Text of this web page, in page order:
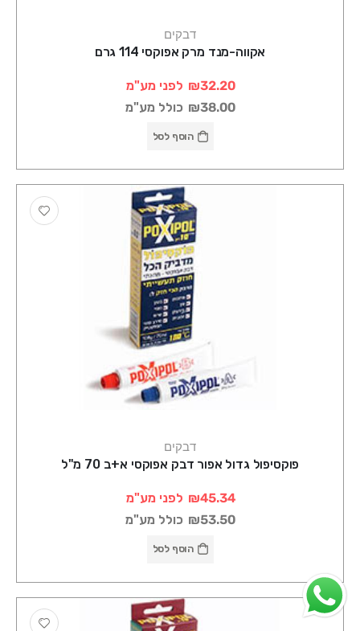
דבקים
אקווה-מנד מרק אפוקסי 114 גרם
₪32.20 לפני מע"מ
₪38.00 כולל מע"מ
הוסף לסל
דבקים
פוקסיפול גדול אפור דבק אפוקסי א+ב 70 מ"ל
₪45.34 לפני מע"מ
₪53.50 כולל מע"מ
הוסף לסל